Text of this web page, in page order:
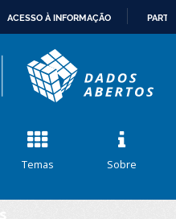
CONTEÚDO
ACESSO À INFORMAÇÃO
Temas Sobre